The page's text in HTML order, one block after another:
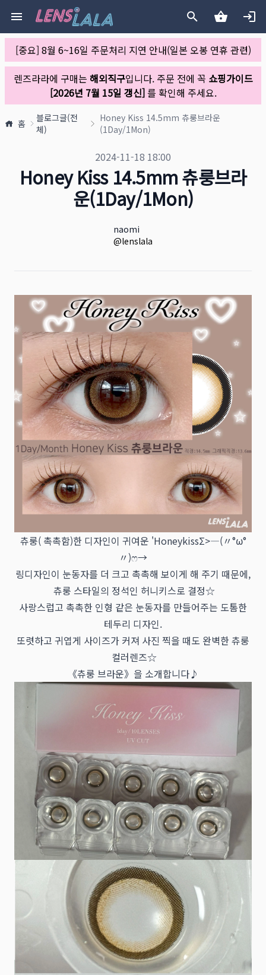
[중요] 8월 6~16일 주문처리 지연 안내(일본 오봉 연휴 관련)
렌즈라라에 구매는 해외직구입니다. 주문 전에 꼭 쇼핑가이드
[2026년 7월 15일 갱신]를 확인해 주세요.
홈
블로그글(전
체)
Honey Kiss 14.5mm 츄룽브라운
(1Day/1Mon)
2024-11-18 18:00
Honey Kiss 14.5mm 츄룽브라
운(1Day/1Mon)
이름
naomi
X URL
@lenslala
츄룽( 촉촉함)한 디자인이 귀여운 'HoneykissΣ>―(〃°ω°
〃)ෆ→
링디자인이 눈동자를 더 크고 촉촉해 보이게 해 주기 때문에,
츄룽 스타일의 정석인 허니키스로 결정☆
사랑스럽고 촉촉한 인형 같은 눈동자를 만들어주는 도톰한
테두리 디자인.
또렷하고 귀엽게 사이즈가 커져 사진 찍을 때도 완벽한 츄룽
컬러렌즈☆
《츄룽 브라운》을 소개합니다♪